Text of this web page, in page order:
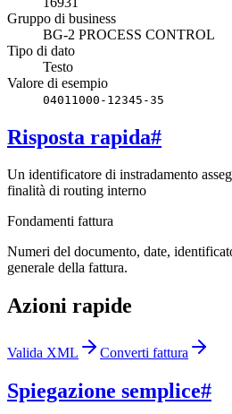
Gruppo di business
BG-2 PROCESS CONTROL
Tipo di dato
Testo
Valore di esempio
04011000-12345-35
Risposta rapida#
Un identificatore di instradamento
finalità di routing interno
Fondamenti fattura
Numeri del documento, date,
generale della fattura.
Azioni rapide
Valida XML Converti fattura
Spiegazione semplice#